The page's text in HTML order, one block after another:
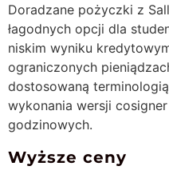
Doradzane pożyczki z
łagodnych opcji dla
niskim wyniku
ograniczonych
dostosowaną
wykonania wersji
godzinowych.
Wyższe ceny